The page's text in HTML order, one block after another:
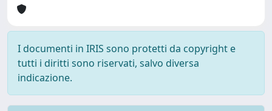
I documenti in IRIS sono protetti da copyright e
tutti i diritti sono riservati, salvo diversa
indicazione.